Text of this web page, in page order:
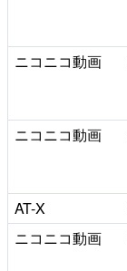
ニコニコ動画
ニコニコ動画
AT-X
ニコニコ動画